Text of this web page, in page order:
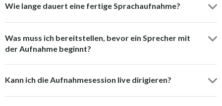
Wie lange dauert eine fertige Sprachaufnahme?
Was muss ich bereitstellen, bevor ein Sprecher mit
der Aufnahme beginnt?
Kann ich die Aufnahmesession live dirigieren?